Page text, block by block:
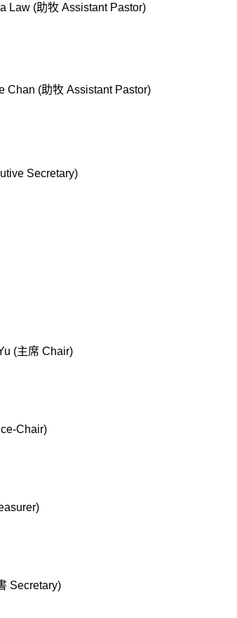
Law (助牧 Assistant Pastor)
Chan (助牧 Assistant Pastor)
Secretary)
(主席 Chair)
Chair)
Secretary)